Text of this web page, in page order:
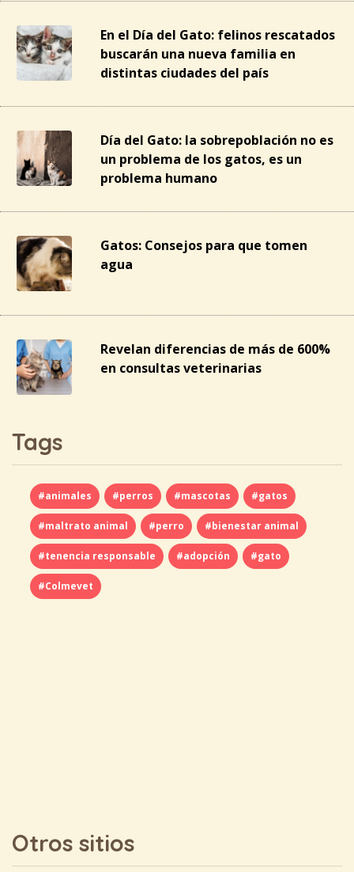
En el Día del Gato: felinos rescatados
buscarán una nueva familia en
distintas ciudades del país
Día del Gato: la sobrepoblación no es
un problema de los gatos, es un
problema humano
Gatos: Consejos para que tomen
agua
Revelan diferencias de más de 600%
en consultas veterinarias
Tags
#animales #perros #mascotas #gatos
#maltrato animal #perro #bienestar animal
#tenencia responsable #adopción #gato
#Colmevet
Otros sitios